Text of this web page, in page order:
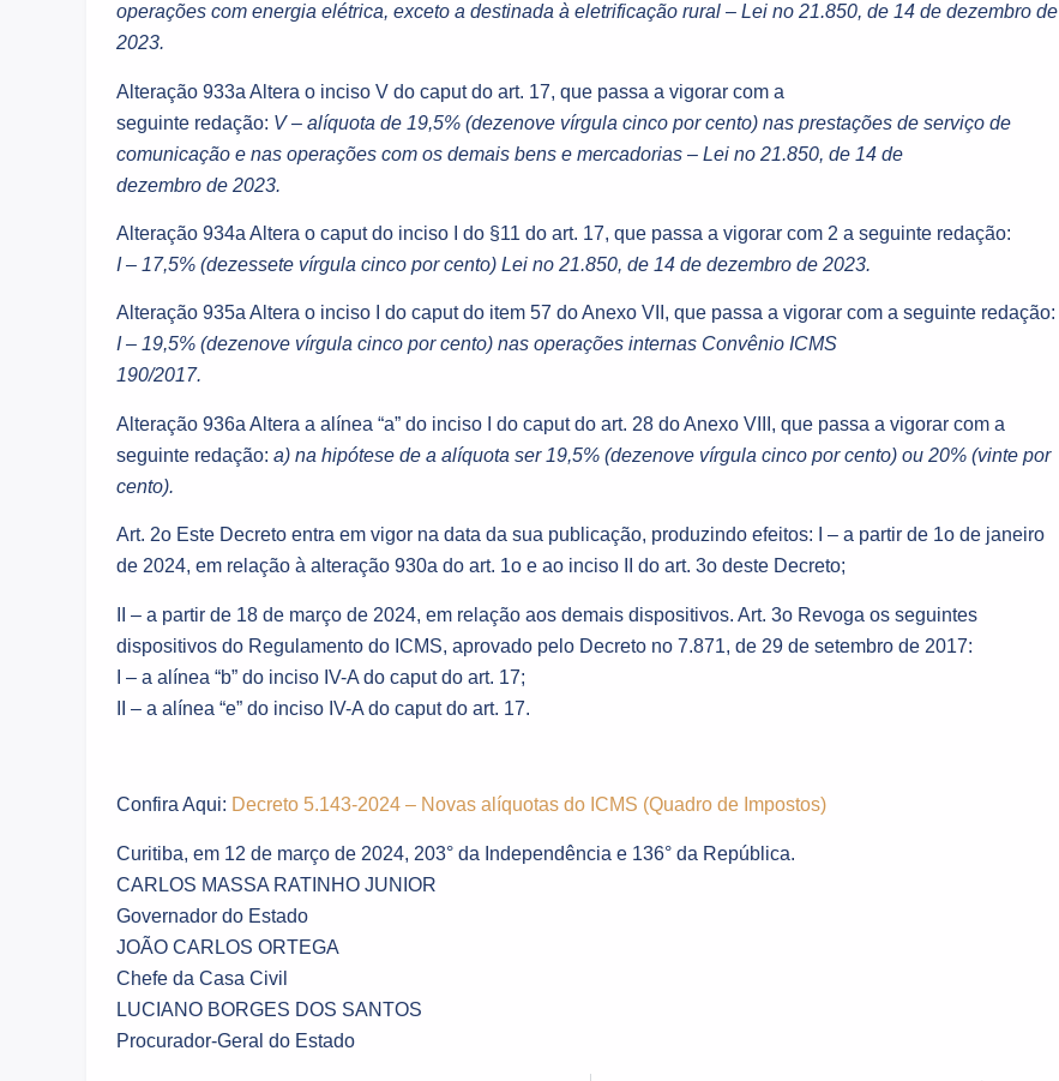
operações com energia elétrica, exceto a destinada à eletrificação rural – Lei no 21.850, de 14 de dezembro de
2023.
Alteração 933a Altera o inciso V do caput do art. 17, que passa a vigorar com a
seguinte redação: V – alíquota de 19,5% (dezenove vírgula cinco por cento) nas prestações de serviço de
comunicação e nas operações com os demais bens e mercadorias – Lei no 21.850, de 14 de
dezembro de 2023.
Alteração 934a Altera o caput do inciso I do §11 do art. 17, que passa a vigorar com 2 a seguinte redação:
I – 17,5% (dezessete vírgula cinco por cento) Lei no 21.850, de 14 de dezembro de 2023.
Alteração 935a Altera o inciso I do caput do item 57 do Anexo VII, que passa a vigorar com a seguinte redação:
I – 19,5% (dezenove vírgula cinco por cento) nas operações internas Convênio ICMS
190/2017.
Alteração 936a Altera a alínea “a” do inciso I do caput do art. 28 do Anexo VIII, que passa a vigorar com a
seguinte redação: a) na hipótese de a alíquota ser 19,5% (dezenove vírgula cinco por cento) ou 20% (vinte por
cento).
Art. 2o Este Decreto entra em vigor na data da sua publicação, produzindo efeitos: I – a partir de 1o de janeiro
de 2024, em relação à alteração 930a do art. 1o e ao inciso II do art. 3o deste Decreto;
II – a partir de 18 de março de 2024, em relação aos demais dispositivos. Art. 3o Revoga os seguintes
dispositivos do Regulamento do ICMS, aprovado pelo Decreto no 7.871, de 29 de setembro de 2017:
I – a alínea “b” do inciso IV-A do caput do art. 17;
II – a alínea “e” do inciso IV-A do caput do art. 17.
Confira Aqui: Decreto 5.143-2024 – Novas alíquotas do ICMS (Quadro de Impostos)
Curitiba, em 12 de março de 2024, 203° da Independência e 136° da República.
CARLOS MASSA RATINHO JUNIOR
Governador do Estado
JOÃO CARLOS ORTEGA
Chefe da Casa Civil
LUCIANO BORGES DOS SANTOS
Procurador-Geral do Estado